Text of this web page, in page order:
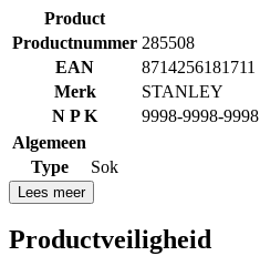
Product
Productnummer 285508
EAN
8714256181711
Merk
STANLEY
N P K
9998-9998-9998
Algemeen
Type
Sok
Lees meer
Productveiligheid